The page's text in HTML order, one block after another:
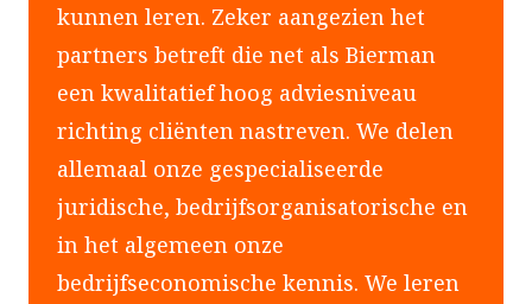
kunnen leren. Zeker aangezien het
partners betreft die net als Bierman
een kwalitatief hoog adviesniveau
richting cliënten nastreven. We delen
allemaal onze gespecialiseerde
juridische, bedrijfsorganisatorische en
in het algemeen onze
bedrijfseconomische kennis. We leren